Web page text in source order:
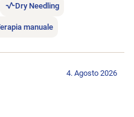
Dry Needling
manuale
4. Agosto 2026